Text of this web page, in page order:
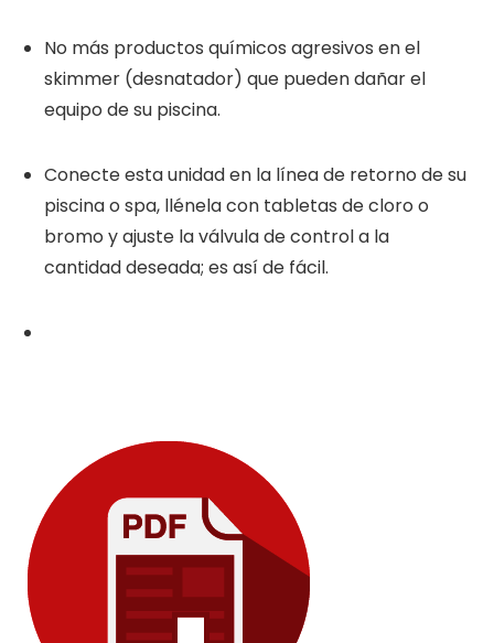
No más productos químicos agresivos en el
skimmer (desnatador) que pueden dañar el
equipo de su piscina.
Conecte esta unidad en la línea de retorno de su
piscina o spa, llénela con tabletas de cloro o
bromo y ajuste la válvula de control a la
cantidad deseada; es así de fácil.